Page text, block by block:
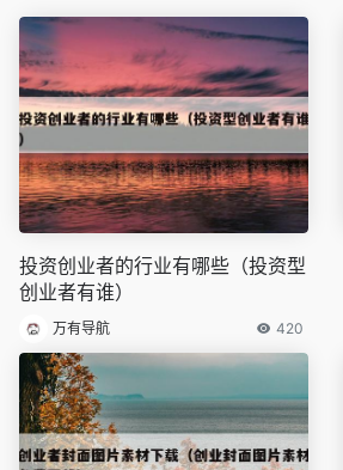
投资创业者的行业有哪些（投资型
创业者有谁）
万有导航 420